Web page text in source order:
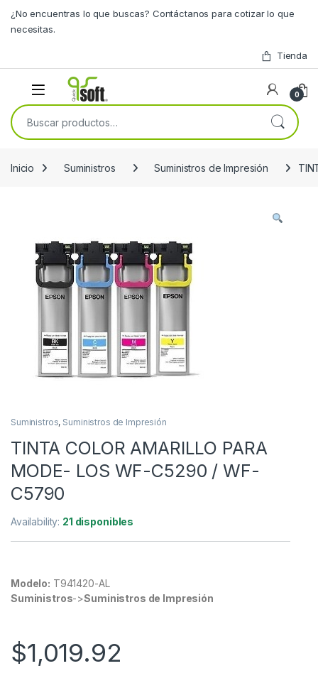
¿No encuentras lo que buscas? Contáctanos para cotizar lo que
necesitas.
Tienda
0
Buscar por:
Inicio Suministros Suministros de Impresión
Suministros, Suministros de Impresión
TINTA COLOR AMARILLO PARA
MODE- LOS WF-C5290 / WF-
C5790
Availability: 21 disponibles
Modelo: T941420-AL
Suministros->Suministros de Impresión
$1,019.92